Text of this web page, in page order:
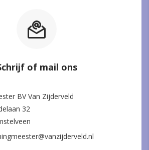
of mail ons
BV Van Zijderveld
32